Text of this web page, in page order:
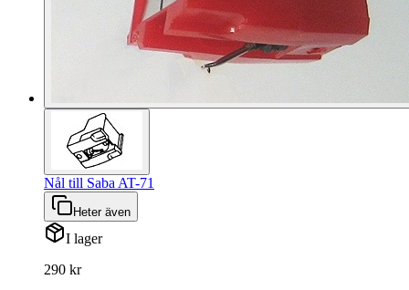
Nål till Saba AT-71
Heter även
I lager
290 kr